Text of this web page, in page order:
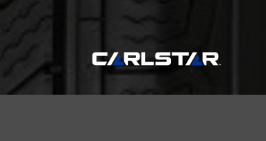
le RADIAL TRAIL HD